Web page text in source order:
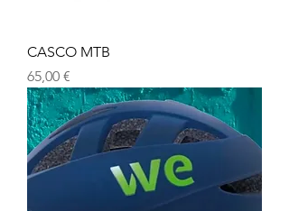
CASCO MTB
Prezzo
65,00 €